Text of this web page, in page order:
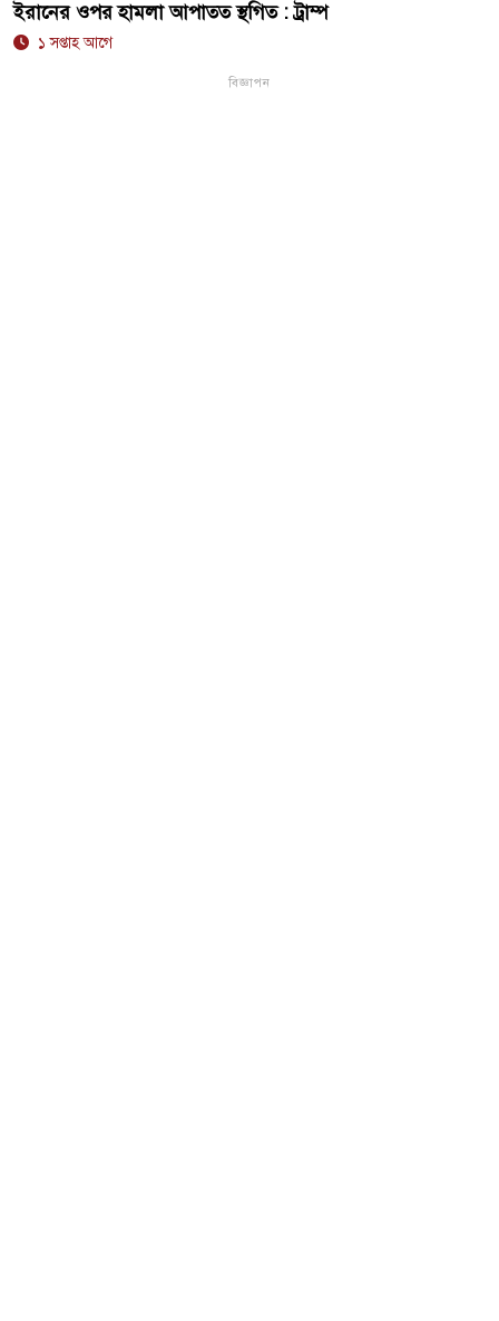
ইরানের ওপর হামলা আপাতত স্থগিত : ট্রাম্প
১ সপ্তাহ আগে
বিজ্ঞাপন